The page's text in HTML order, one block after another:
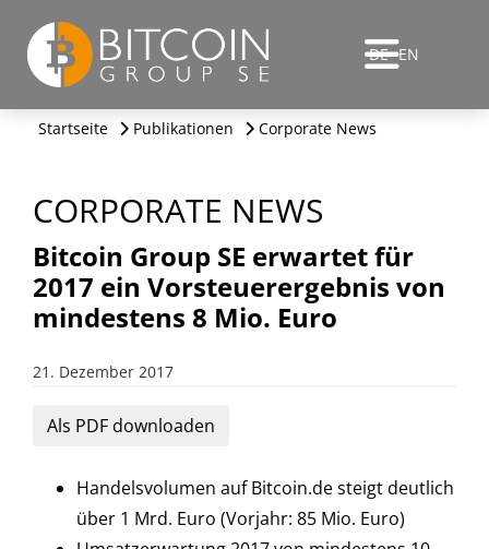
DE EN
Startseite Publikationen Corporate News
CORPORATE NEWS
Bitcoin Group SE erwartet für
2017 ein Vorsteuerergebnis von
mindestens 8 Mio. Euro
21. Dezember 2017
Als PDF downloaden
Handelsvolumen auf Bitcoin.de steigt deutlich
über 1 Mrd. Euro (Vorjahr: 85 Mio. Euro)